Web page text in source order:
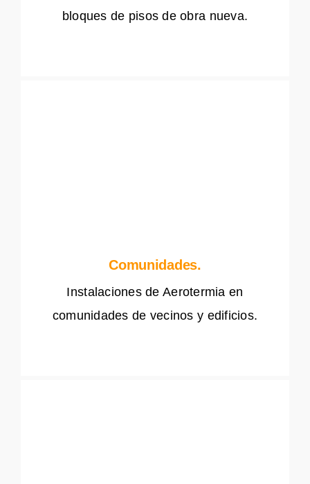
bloques de pisos de obra nueva.
Comunidades.
Instalaciones de Aerotermia en
comunidades de vecinos y edificios.